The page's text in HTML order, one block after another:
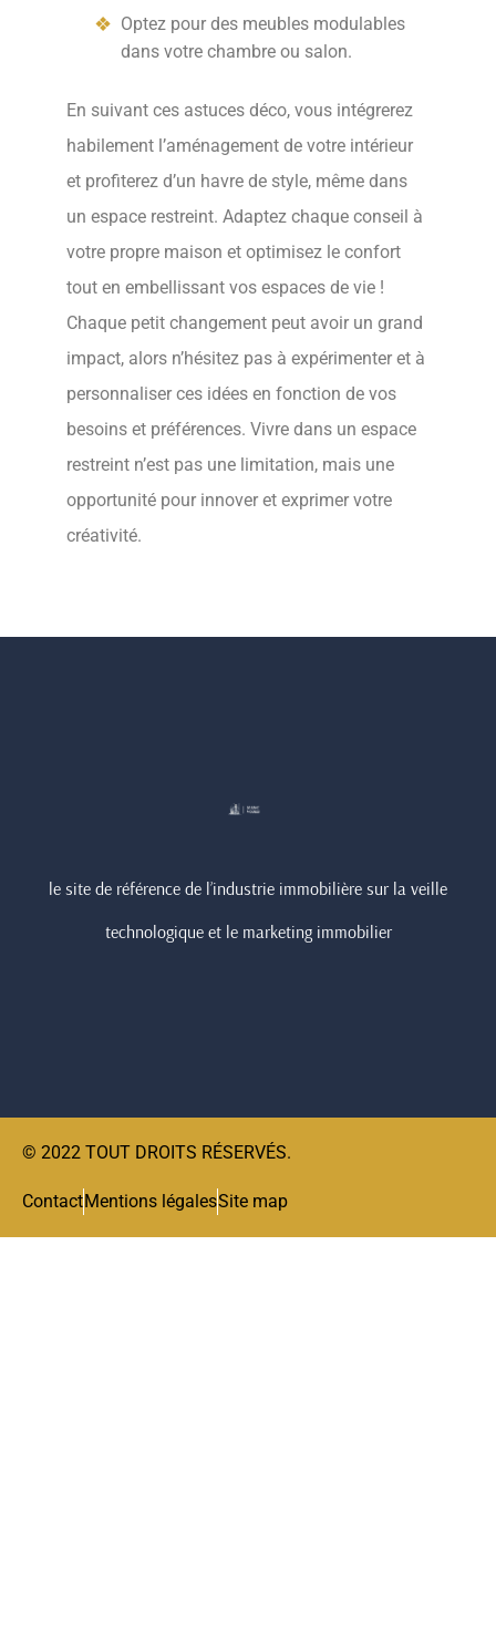
Optez pour des meubles modulables
dans votre chambre ou salon.
En suivant ces astuces déco, vous intégrerez
habilement l’aménagement de votre intérieur
et profiterez d’un havre de style, même dans
un espace restreint. Adaptez chaque conseil à
votre propre maison et optimisez le confort
tout en embellissant vos espaces de vie !
Chaque petit changement peut avoir un grand
impact, alors n’hésitez pas à expérimenter et à
personnaliser ces idées en fonction de vos
besoins et préférences. Vivre dans un espace
restreint n’est pas une limitation, mais une
opportunité pour innover et exprimer votre
créativité.
le site de référence de l’industrie immobilière sur la veille
technologique et le marketing immobilier
© 2022 TOUT DROITS RÉSERVÉS.
ContactMentions légalesSite map